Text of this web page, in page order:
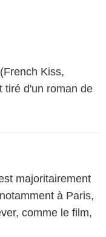
Kiss,
tiré d'un roman de
majoritairement
à Paris,
comme le film,